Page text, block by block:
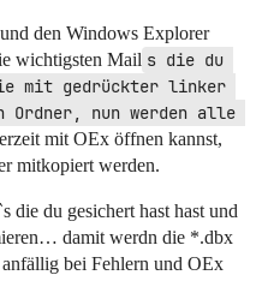
den Windows Explorer
wichtigsten Mail s die du
mit gedrückter linker
Ordner, nun werden alle
mit OEx öffnen kannst,
mitkopiert werden.
du gesichert hast hast und
damit werdn die *.dbx
bei Fehlern und OEx